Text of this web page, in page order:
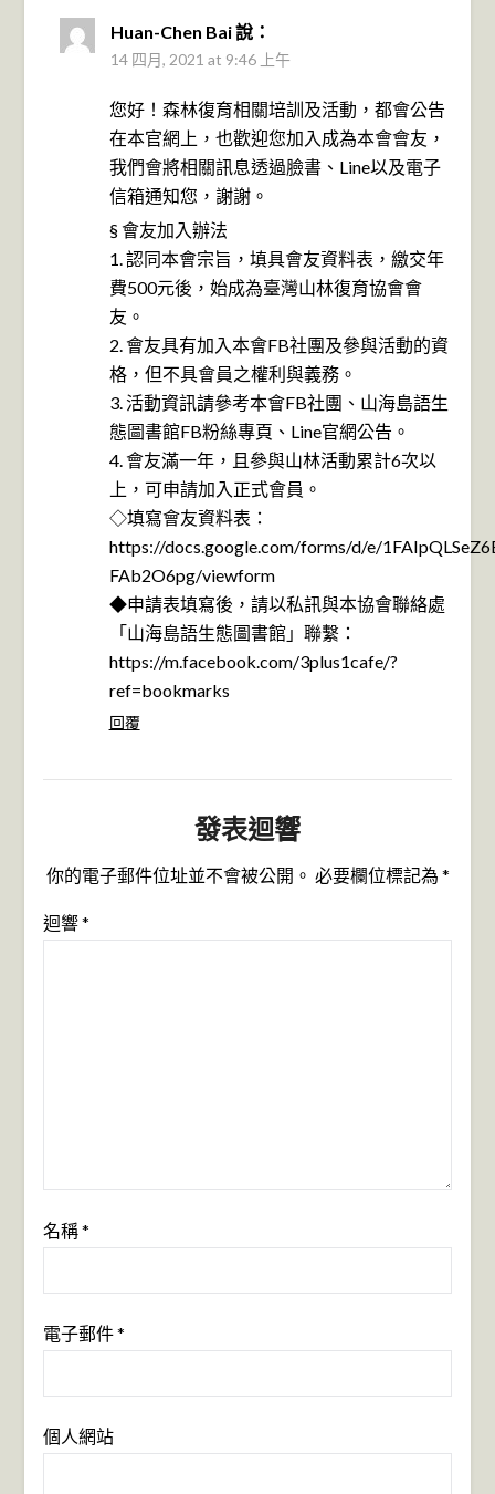
Huan-Chen Bai說：
14 四月, 2021 at 9:46 上午
您好！森林復育相關培訓及活動，都會公告
在本官網上，也歡迎您加入成為本會會友，
我們會將相關訊息透過臉書、Line以及電子
信箱通知您，謝謝。
§ 會友加入辦法
1. 認同本會宗旨，填具會友資料表，繳交年
費500元後，始成為臺灣山林復育協會會
友。
2. 會友具有加入本會FB社團及參與活動的資
格，但不具會員之權利與義務。
3. 活動資訊請參考本會FB社團、山海島語生
態圖書館FB粉絲專頁、Line官網公告。
4. 會友滿一年，且參與山林活動累計6次以
上，可申請加入正式會員。
◇填寫會友資料表：
https://docs.google.com/forms/d/e/
FAb2O6pg/viewform
◆申請表填寫後，請以私訊與本協會聯絡處
「山海島語生態圖書館」聯繫：
https://m.facebook.com/3plus1cafe/?
ref=bookmarks
回覆
發表迴響
你的電子郵件位址並不會被公開。 必要欄位標記為 *
迴響*
名稱*
電子郵件*
個人網站